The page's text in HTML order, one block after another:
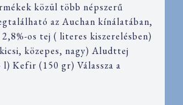
közül több népszerű
az Auchan kínálatában,
os tej ( literes kiszerelésben)
közepes, nagy) Aludttej
Kefir (150 gr) Válassza a